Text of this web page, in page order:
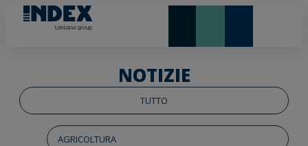
NOTIZIE
TUTTO
AGRICOLTURA